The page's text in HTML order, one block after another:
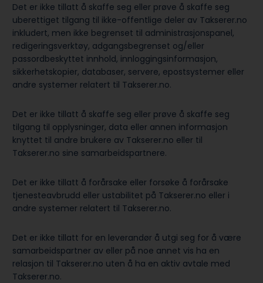
Det er ikke tillatt å skaffe seg eller prøve å skaffe seg
uberettiget tilgang til ikke-offentlige deler av Takserer.no
inkludert, men ikke begrenset til administrasjonspanel,
redigeringsverktøy, adgangsbegrenset og/eller
passordbeskyttet innhold, innloggingsinformasjon,
sikkerhetskopier, databaser, servere, epostsystemer eller
andre systemer relatert til Takserer.no.
Det er ikke tillatt å skaffe seg eller prøve å skaffe seg
tilgang til opplysninger, data eller annen informasjon
knyttet til andre brukere av Takserer.no eller til
Takserer.no sine samarbeidspartnere.
Det er ikke tillatt å forårsake eller forsøke å forårsake
tjenesteavbrudd eller ustabilitet på Takserer.no eller i
andre systemer relatert til Takserer.no.
Det er ikke tillatt for en leverandør å utgi seg for å være
samarbeidspartner av eller på noe annet vis ha en
relasjon til Takserer.no uten å ha en aktiv avtale med
Takserer.no.